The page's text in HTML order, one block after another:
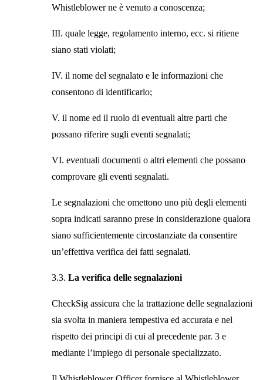
Whistleblower ne è venuto a conoscenza;
III. quale legge, regolamento interno, ecc. si ritiene
siano stati violati;
IV. il nome del segnalato e le informazioni che
consentono di identificarlo;
V. il nome ed il ruolo di eventuali altre parti che
possano riferire sugli eventi segnalati;
VI. eventuali documenti o altri elementi che possano
comprovare gli eventi segnalati.
Le segnalazioni che omettono uno più degli elementi
sopra indicati saranno prese in considerazione qualora
siano sufficientemente circostanziate da consentire
un’effettiva verifica dei fatti segnalati.
3.3. La verifica delle segnalazioni
CheckSig assicura che la trattazione delle segnalazioni
sia svolta in maniera tempestiva ed accurata e nel
rispetto dei principi di cui al precedente par. 3 e
mediante l’impiego di personale specializzato.